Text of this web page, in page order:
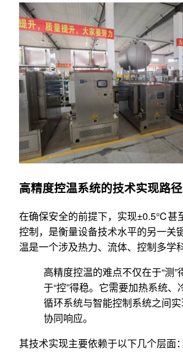
高精度控温系统的技术实现路径
在确保安全的前提下，实现±0.5℃甚
控制，是衡量设备技术水平的另一关
温是一个涉及热力、流体、控制多学
高精度控温的难点不仅在于“测”
于“控”得稳。它需要加热系统、
循环系统与智能控制系统之间
协同响应。
其技术实现主要依赖于以下几个层面：